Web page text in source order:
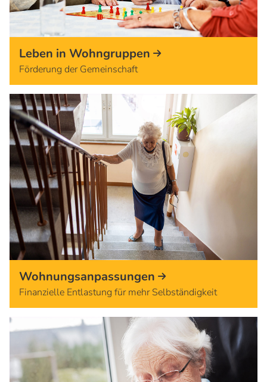
Leben in Wohngruppen
Förderung der Gemeinschaft
Wohnungsanpassungen
Finanzielle Entlastung für mehr Selbständigkeit